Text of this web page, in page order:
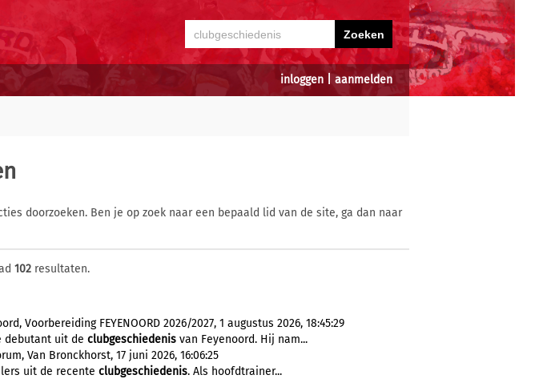
inloggen aanmelden
doorzoeken. Ben je op zoek naar een bepaald lid van de site, ga dan naar
102 resultaten.
Voorbereiding FEYENOORD 2026/2027, 1 augustus 2026, 18:45:29
debutant uit de clubgeschiedenis van Feyenoord. Hij nam...
Van Bronckhorst, 17 juni 2026, 16:06:25
uit de recente clubgeschiedenis. Als hoofdtrainer...